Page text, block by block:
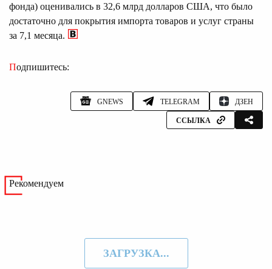
фонда) оценивались в 32,6 млрд долларов США, что было
достаточно для покрытия импорта товаров и услуг страны
за 7,1 месяца.
Подпишитесь:
GNEWS TELEGRAM ДЗЕН
ССЫЛКА
Рекомендуем
ЗАГРУЗКА...